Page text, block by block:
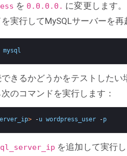
を 0.0.0.0. に変更します
実行してMySQLサーバーを
mysql
きるかどうかをテストした
のコマンドを実行します：
> -u wordpress_user -p
を追加して実行